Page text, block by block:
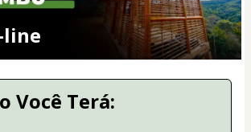
line
Você Terá: